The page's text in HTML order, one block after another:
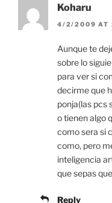
Koharu
4/2/2009 AT
Aunque te
sobre lo
para ver si
decirme que
ponja(las pcs
o tienen algo
como sera si
como, pero
inteligencia
que sepas
Reply